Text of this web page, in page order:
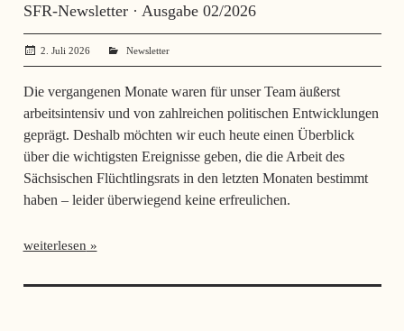
SFR-Newsletter · Ausgabe 02/2026
2. Juli 2026 SerhiiSvynarets
Newsletter
Die vergangenen Monate waren für unser Team äußerst
arbeitsintensiv und von zahlreichen politischen Entwicklungen
geprägt. Deshalb möchten wir euch heute einen Überblick
über die wichtigsten Ereignisse geben, die die Arbeit des
Sächsischen Flüchtlingsrats in den letzten Monaten bestimmt
haben – leider überwiegend keine erfreulichen.
weiterlesen